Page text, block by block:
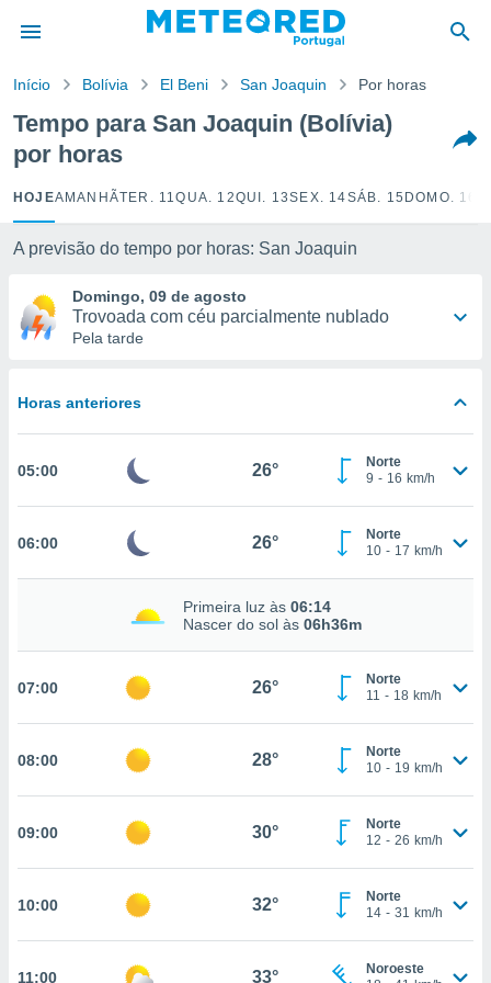
da
foi
para
fornecidas
a este
e
forma
digital
ou
a nossa
ao
todos os
no
um perfil
Início Bolívia El Beni San Joaquin Por horas
Tempo para San Joaquin (Bolívia)
por horas
HOJEAMANHÃTER. 11QUA. 12QUI. 13SEX. 14SÁB. 15 DOMO. 16
A previsão do tempo por horas: San Joaquin
Domingo, 09 de agosto
Trovoada com céu parcialmente nublado
Pela tarde
Horas anteriores
05:00 26°
Norte
9 - 16 km/h
06:00 26°
Norte
10 - 17 km/h
Primeira luz às 06:14
Nascer do sol às 06h36m
07:00 26°
Norte
11 - 18 km/h
08:00 28°
Norte
10 - 19 km/h
09:00 30°
Norte
12 - 26 km/h
10:00 32°
Norte
14 - 31 km/h
11:00 33°
Noroeste